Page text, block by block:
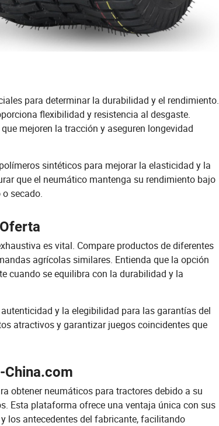
para determinar la durabilidad y el rendimiento.
flexibilidad y resistencia al desgaste.
mejoren la tracción y aseguren longevidad
sintéticos para mejorar la elasticidad y la
que el neumático mantenga su rendimiento bajo
secado.
es vital. Compare productos de diferentes
agrícolas similares. Entienda que la opción
cuando se equilibra con la durabilidad y la
y la elegibilidad para las garantías del
atractivos y garantizar juegos coincidentes que
China.com
obtener neumáticos para tractores debido a su
Esta plataforma ofrece una ventaja única con sus
los antecedentes del fabricante, facilitando